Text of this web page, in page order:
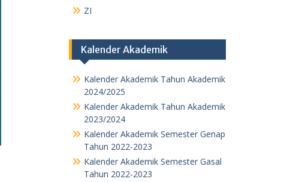
ZI
Kalender Akademik
Kalender Akademik Tahun Akademik
2024/2025
Kalender Akademik Tahun Akademik
2023/2024
Kalender Akademik Semester Genap
Tahun 2022-2023
Kalender Akademik Semester Gasal
Tahun 2022-2023